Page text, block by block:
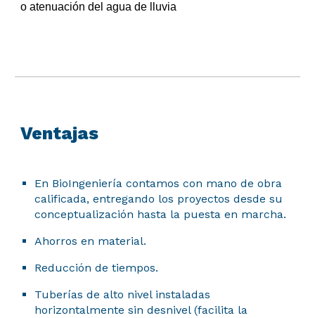
o atenuación del agua de lluvia
Ventajas
En BioIngeniería contamos con mano de obra
calificada, entregando los proyectos desde su
conceptualización hasta la puesta en marcha.
Ahorros en material.
Reducción de tiempos.
Tuberías de alto nivel instaladas
horizontalmente sin desnivel (facilita la